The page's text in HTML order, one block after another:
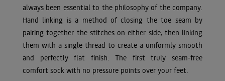
always been essential to the philosophy of the company.
Hand linking is a method of closing the toe seam by
pairing together the stitches on either side, then linking
them with a single thread to create a uniformly smooth
and perfectly flat finish. The first truly seam-free
comfort sock with no pressure points over your feet.